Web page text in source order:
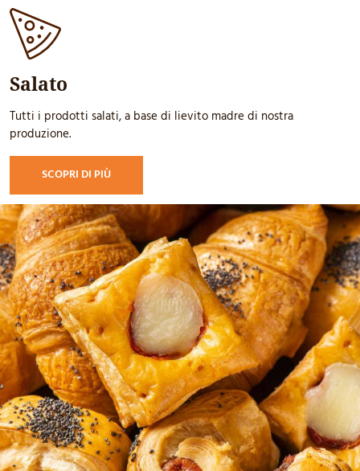
Salato
Tutti i prodotti salati, a base di lievito madre di nostra
produzione.
SCOPRI DI PIÙ